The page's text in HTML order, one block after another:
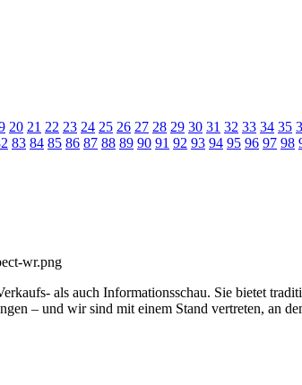
20 21 22 23 24 25 26 27 28 29 30 31 32 33 34 35
83 84 85 86 87 88 89 90 91 92 93 94 95 96 97 98
als auch Informationsschau. Sie bietet
– und wir sind mit einem Stand vertreten, an